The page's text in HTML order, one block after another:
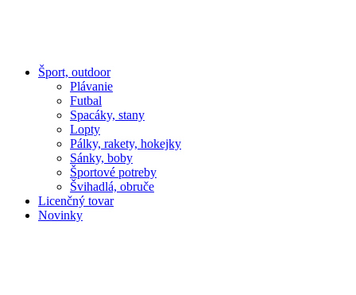
Šport, outdoor
Plávanie
Futbal
Spacáky, stany
Lopty
Pálky, rakety, hokejky
Sánky, boby
Športové potreby
Švihadlá, obruče
Licenčný tovar
Novinky